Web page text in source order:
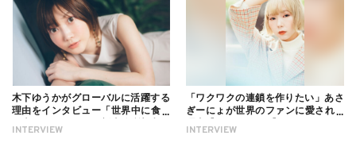
INTERVIEW
木下ゆうかがグローバルに活躍する
理由をインタビュー「世界中に食べ
ついても
INTERVIEW
「ワクワクの連鎖を作りたい」あさ
ぎーにょが世界のファンに愛される